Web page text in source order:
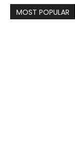
MOST POPULAR